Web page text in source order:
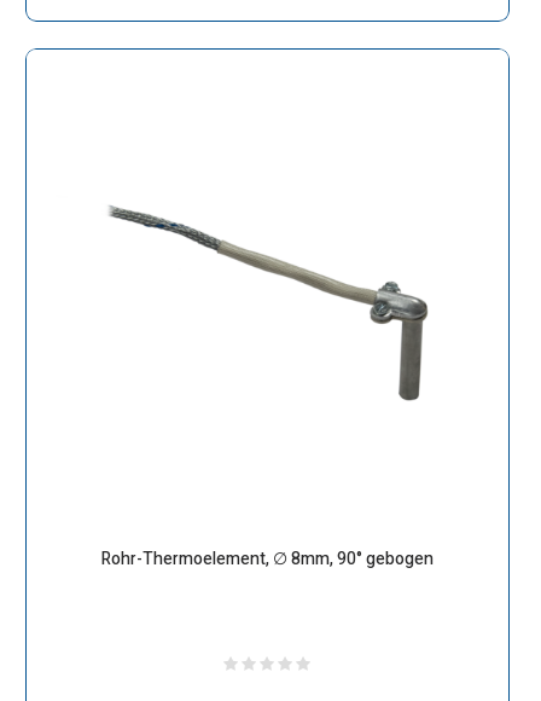
Rohr-Thermoelement, ∅ 8mm, 90° gebogen